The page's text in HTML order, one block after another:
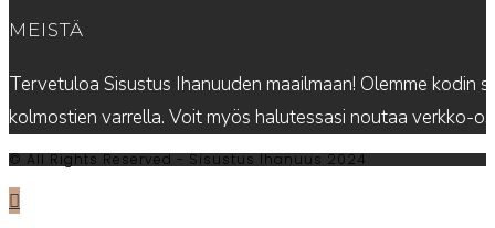
MEISTÄ
Tervetuloa Sisustus Ihanuuden maailmaan! Olemme kodin
kolmostien varrella. Voit myös halutessasi noutaa verkko-
© All Rights Reserved - Sisustus Ihanuus 2024